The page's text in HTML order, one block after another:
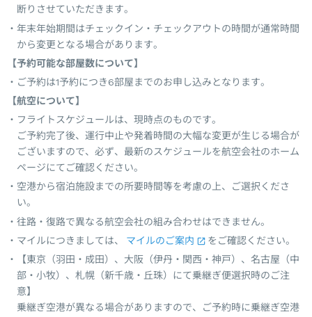
断りさせていただきます。
年末年始期間はチェックイン・チェックアウトの時間が通常時間
から変更となる場合があります。
【予約可能な部屋数について】
ご予約は1予約につき6部屋までのお申し込みとなります。
【航空について】
フライトスケジュールは、現時点のものです。
ご予約完了後、運行中止や発着時間の大幅な変更が生じる場合が
ございますので、必ず、最新のスケジュールを航空会社のホーム
ページにてご確認ください。
空港から宿泊施設までの所要時間等を考慮の上、ご選択くださ
い。
往路・復路で異なる航空会社の組み合わせはできません。
マイルにつきましては、
マイルのご案内
をご確認ください。
【東京（羽田・成田）、大阪（伊丹・関西・神戸）、名古屋（中
部・小牧）、札幌（新千歳・丘珠）にて乗継ぎ便選択時のご注
意】
乗継ぎ空港が異なる場合がありますので、ご予約時に乗継ぎ空港